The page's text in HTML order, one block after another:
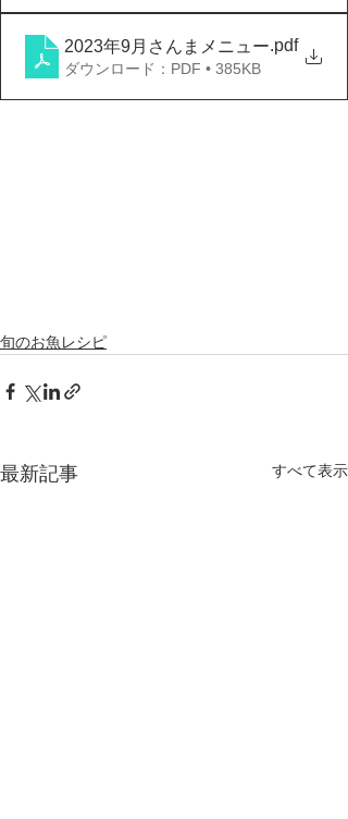
2023年9月さんまメニュー.pdf
ダウンロード：PDF • 385KB
旬のお魚レシピ
最新記事 すべて表示